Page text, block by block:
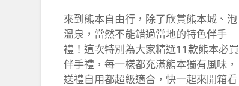
來到熊本自由行，除了欣賞熊本城、泡
溫泉，當然不能錯過當地的特色伴手
禮！這次特別為大家精選11款熊本必買
伴手禮，每一樣都充滿熊本獨有風味，
送禮自用都超級適合，快一起來開箱看